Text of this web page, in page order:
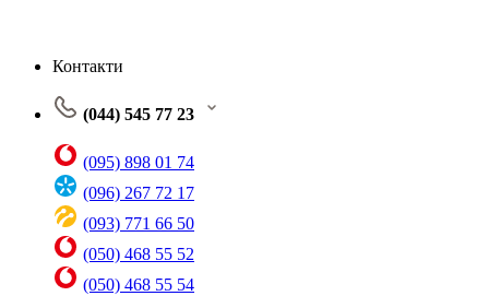
Контакти
(044) 545 77 23
(095) 898 01 74
(096) 267 72 17
(093) 771 66 50
(050) 468 55 52
(050) 468 55 54